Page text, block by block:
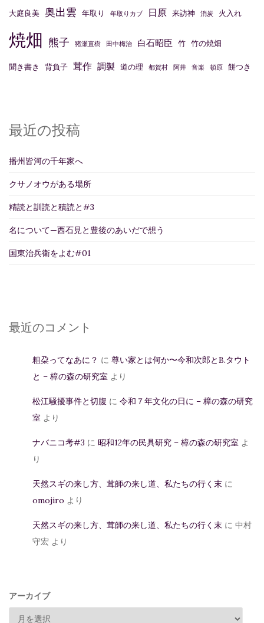
大庭良美 奥出雲 年取り 年取りカブ 日原 来訪神 消炭 火入れ
焼畑 熊子 猪瀬直樹 田中梅治 白石昭臣 竹 竹の焼畑
聞き書き 背負子 茸作 調製 道の理 都賀村 阿井 音楽 頓原 餅つき
最近の投稿
播州皆河の千年家へ
クサノオウがある場所
精読と訓読と積読と#3
名について—西石見と豊後のあいだで想う
国東治兵衛をよむ#01
最近のコメント
粗朶ってなあに？ に 尊い家とは何か〜今和次郎とB.タウト
と – 樟の森の研究室 より
松江騒擾事件と切腹 に 令和７年文化の日に – 樟の森の研究
室 より
ナバニコ考#3 に 昭和12年の民具研究 – 樟の森の研究室 よ
り
天然スギの来し方、茸師の来し道、私たちの行く末 に
omojiro より
天然スギの来し方、茸師の来し道、私たちの行く末 に 中村
守宏 より
アーカイブ